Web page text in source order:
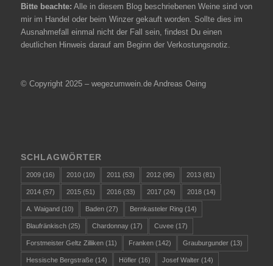
Bitte beachte: Alle in diesem Blog beschriebenen Weine sind von
mir im Handel oder beim Winzer gekauft worden. Sollte dies im
Ausnahmefall einmal nicht der Fall sein, findest Du einen
deutlichen Hinweis darauf am Beginn der Verkostungsnotiz.
© Copyright 2025 – wegezumwein.de Andreas Oeing
SCHLAGWÖRTER
2009(16) 2010(10) 2011 (53) 2012(95) 2013(81)
2014(57) 2015(51) 2016(33) 2017(24) 2018(14)
A. Waigand (10) Baden(27) Bernkasteler Ring(14)
Blaufränkisch(25) Chardonnay(17) Cuvee(17)
Forstmeister Geltz Zilliken(11) Franken(142) Grauburgunder(13)
Hessische Bergstraße(14) Höfler(16) Josef Walter(14)